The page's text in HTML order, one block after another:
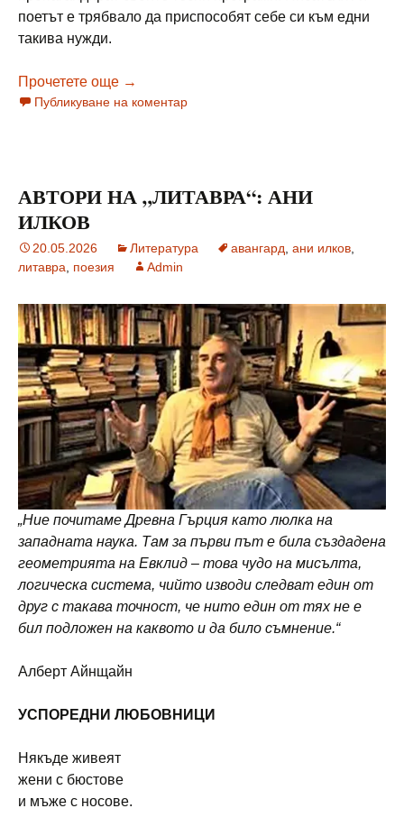
поетът е трябвало да приспособят себе си към едни
такива нужди.
Прочетете още АВТОРИ НА „ЛИТАВРА“: ВЛАДИМИР
→
Публикуване на коментар
АВТОРИ НА „ЛИТАВРА“: АНИ
ИЛКОВ
20.05.2026 Литература авангард ани илков
литавра
поезия Admin
„Ние почитаме Древна Гърция като люлка на
западната наука. Там за първи път е била създадена
геометрията на Евклид – това чудо на мисълта,
логическа система, чийто изводи следват един от
друг с такава точност, че нито един от тях не е
бил подложен на каквото и да било съмнение.“
Алберт Айнщайн
УСПОРЕДНИ ЛЮБОВНИЦИ
Някъде живеят
жени с бюстове
и мъже с носове.